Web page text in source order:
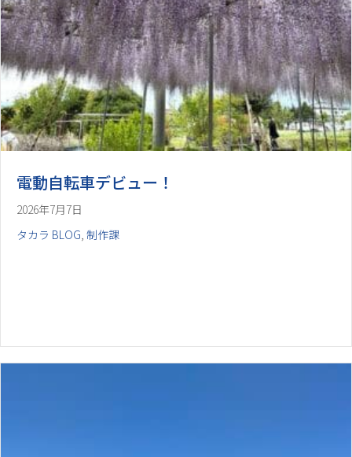
電動自転車デビュー！
2026年7月7日
タカラ BLOG 制作課